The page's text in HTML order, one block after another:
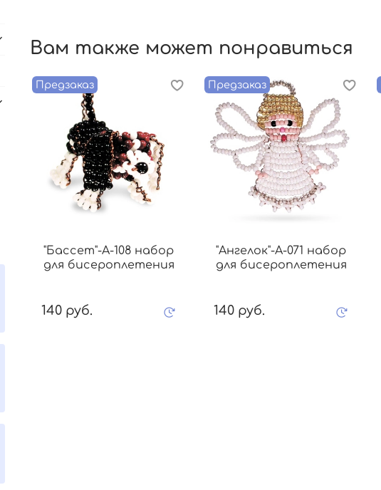
Вам также может понравиться
Предзаказ
"Бассет"-А-108 набор
для бисероплетения
140 руб.
Предзаказ
"Ангелок"-А-071 набор
для бисероплетения
140 руб.